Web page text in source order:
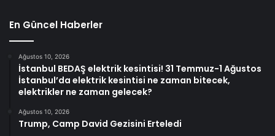
En Güncel Haberler
Ağustos 10, 2026
İstanbul BEDAŞ elektrik kesintisi! 31 Temmuz-1 Ağustos
İstanbul’da elektrik kesintisi ne zaman bitecek,
elektrikler ne zaman gelecek?
Ağustos 10, 2026
Trump, Camp David Gezisini Erteledi